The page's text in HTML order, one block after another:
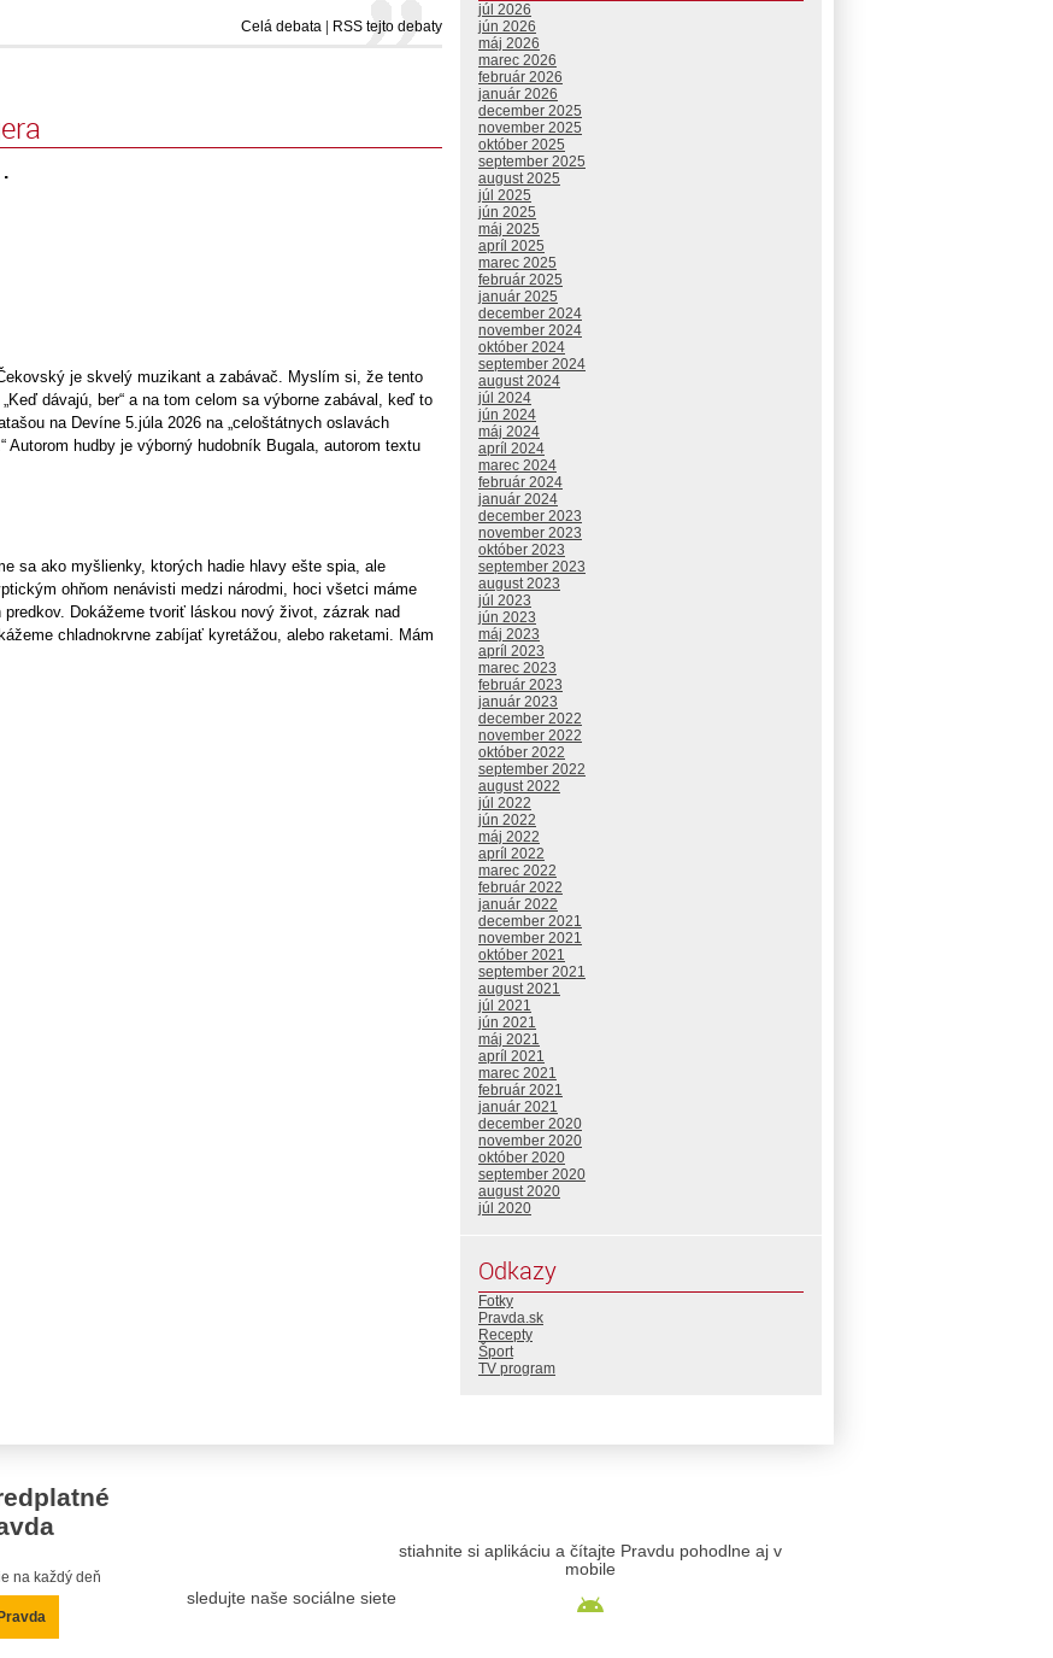
Celá debata | RSS tejto debaty
.
je skvelý muzikant a zabávač. Myslím si, že tento
„Keď dávajú, ber“ a na tom celom sa výborne zabával, keď to
na Devíne 5.júla 2026 na „celoštátnych oslavách
Autorom hudby je výborný hudobník Bugala, autorom textu
sa ako myšlienky, ktorých hadie hlavy ešte spia, ale
ohňom nenávisti medzi národmi, hoci všetci máme
Dokážeme tvoriť láskou nový život, zázrak nad
chladnokrvne zabíjať kyretážou, alebo raketami. Mám
júl 2026
jún 2026
máj 2026
marec 2026
február 2026
január 2026
december 2025
november 2025
október 2025
september 2025
august 2025
júl 2025
jún 2025
máj 2025
apríl 2025
marec 2025
február 2025
január 2025
december 2024
november 2024
október 2024
september 2024
august 2024
júl 2024
jún 2024
máj 2024
apríl 2024
marec 2024
február 2024
január 2024
december 2023
november 2023
október 2023
september 2023
august 2023
júl 2023
jún 2023
máj 2023
apríl 2023
marec 2023
február 2023
január 2023
december 2022
november 2022
október 2022
september 2022
august 2022
júl 2022
jún 2022
máj 2022
apríl 2022
marec 2022
február 2022
január 2022
december 2021
november 2021
október 2021
september 2021
august 2021
júl 2021
jún 2021
máj 2021
apríl 2021
marec 2021
február 2021
január 2021
december 2020
november 2020
október 2020
september 2020
august 2020
júl 2020
Odkazy
Fotky
Pravda.sk
Recepty
Šport
TV program
na každý deň
sledujte naše sociálne siete
stiahnite si aplikáciu a čítajte Pravdu pohodlne aj v
mobile